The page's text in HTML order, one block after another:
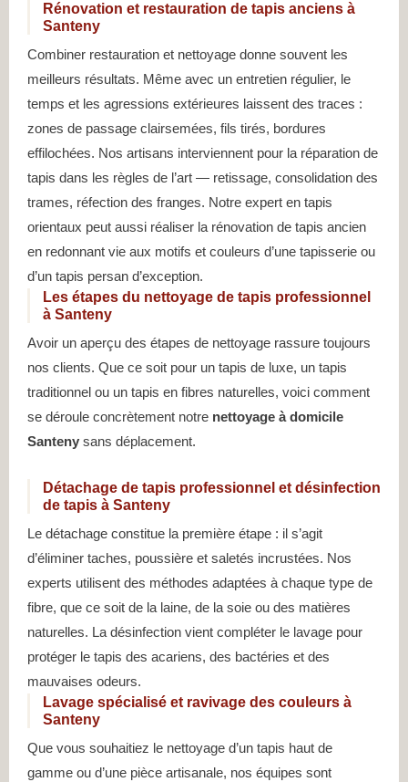
Rénovation et restauration de tapis anciens à
Santeny
Combiner restauration et nettoyage donne souvent les
meilleurs résultats. Même avec un entretien régulier, le
temps et les agressions extérieures laissent des traces :
zones de passage clairsemées, fils tirés, bordures
effilochées. Nos artisans interviennent pour la réparation de
tapis dans les règles de l’art — retissage, consolidation des
trames, réfection des franges. Notre expert en tapis
orientaux peut aussi réaliser la rénovation de tapis ancien
en redonnant vie aux motifs et couleurs d’une tapisserie ou
d’un tapis persan d’exception.
Les étapes du nettoyage de tapis professionnel
à Santeny
Avoir un aperçu des étapes de nettoyage rassure toujours
nos clients. Que ce soit pour un tapis de luxe, un tapis
traditionnel ou un tapis en fibres naturelles, voici comment
se déroule concrètement notre nettoyage à domicile
Santeny sans déplacement.
Détachage de tapis professionnel et désinfection
de tapis à Santeny
Le détachage constitue la première étape : il s’agit
d’éliminer taches, poussière et saletés incrustées. Nos
experts utilisent des méthodes adaptées à chaque type de
fibre, que ce soit de la laine, de la soie ou des matières
naturelles. La désinfection vient compléter le lavage pour
protéger le tapis des acariens, des bactéries et des
mauvaises odeurs.
Lavage spécialisé et ravivage des couleurs à
Santeny
Que vous souhaitiez le nettoyage d’un tapis haut de
gamme ou d’une pièce artisanale, nos équipes sont